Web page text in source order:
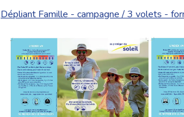
Dépliant Famille - campagne / 3 volets -